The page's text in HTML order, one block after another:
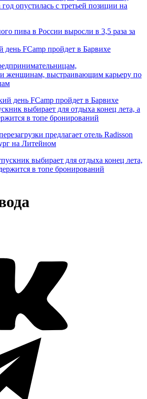
опустилась с третьей позиции на
FCamp пройдет в Барвихе
и женщинам, выстраивающим карьеру по
выбирает для отдыха конец лета, а
в топе бронирований
предлагает отель Radisson
на Литейном